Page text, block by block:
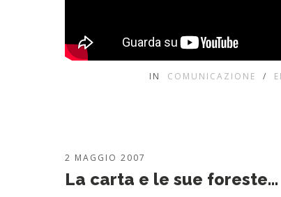
IN COMUNICAZIONE /
2 MAGGIO 2007
La carta e le sue foreste…